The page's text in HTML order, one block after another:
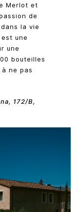
Merlot et
de
la vie
une
une
bouteilles
ne pas
172/B,